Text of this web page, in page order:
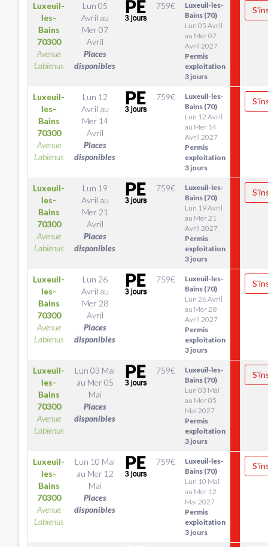
Luxeuil-
les-
Bains
70300
Avenue
Labienus
Lun 05
Avril au
Mer 07
Avril
Places
disponibles
759€
Luxeuil-les-
Bains (70)
Lun 05 Avril
au Mer 07
Avril 2027
Permis
exploitation
3 jours
Luxeuil-
les-
Bains
70300
Avenue
Labienus
Lun 12
Avril au
Mer 14
Avril
Places
disponibles
759€
Luxeuil-les-
Bains (70)
Lun 12 Avril
au Mer 14
Avril 2027
Permis
exploitation
3 jours
Luxeuil-
les-
Bains
70300
Avenue
Labienus
Lun 19
Avril au
Mer 21
Avril
Places
disponibles
759€
Luxeuil-les-
Bains (70)
Lun 19 Avril
au Mer 21
Avril 2027
Permis
exploitation
3 jours
Luxeuil-
les-
Bains
70300
Avenue
Labienus
Lun 26
Avril au
Mer 28
Avril
Places
disponibles
759€
Luxeuil-les-
Bains (70)
Lun 26 Avril
au Mer 28
Avril 2027
Permis
exploitation
3 jours
Luxeuil-
les-
Bains
70300
Avenue
Labienus
Lun 03 Mai
au Mer 05
Mai
Places
disponibles
759€
Luxeuil-les-
Bains (70)
Lun 03 Mai
au Mer 05
Mai 2027
Permis
exploitation
3 jours
Luxeuil-
les-
Bains
70300
Avenue
Labienus
Lun 10 Mai
au Mer 12
Mai
Places
disponibles
759€
Luxeuil-les-
Bains (70)
Lun 10 Mai
au Mer 12
Mai 2027
Permis
exploitation
3 jours